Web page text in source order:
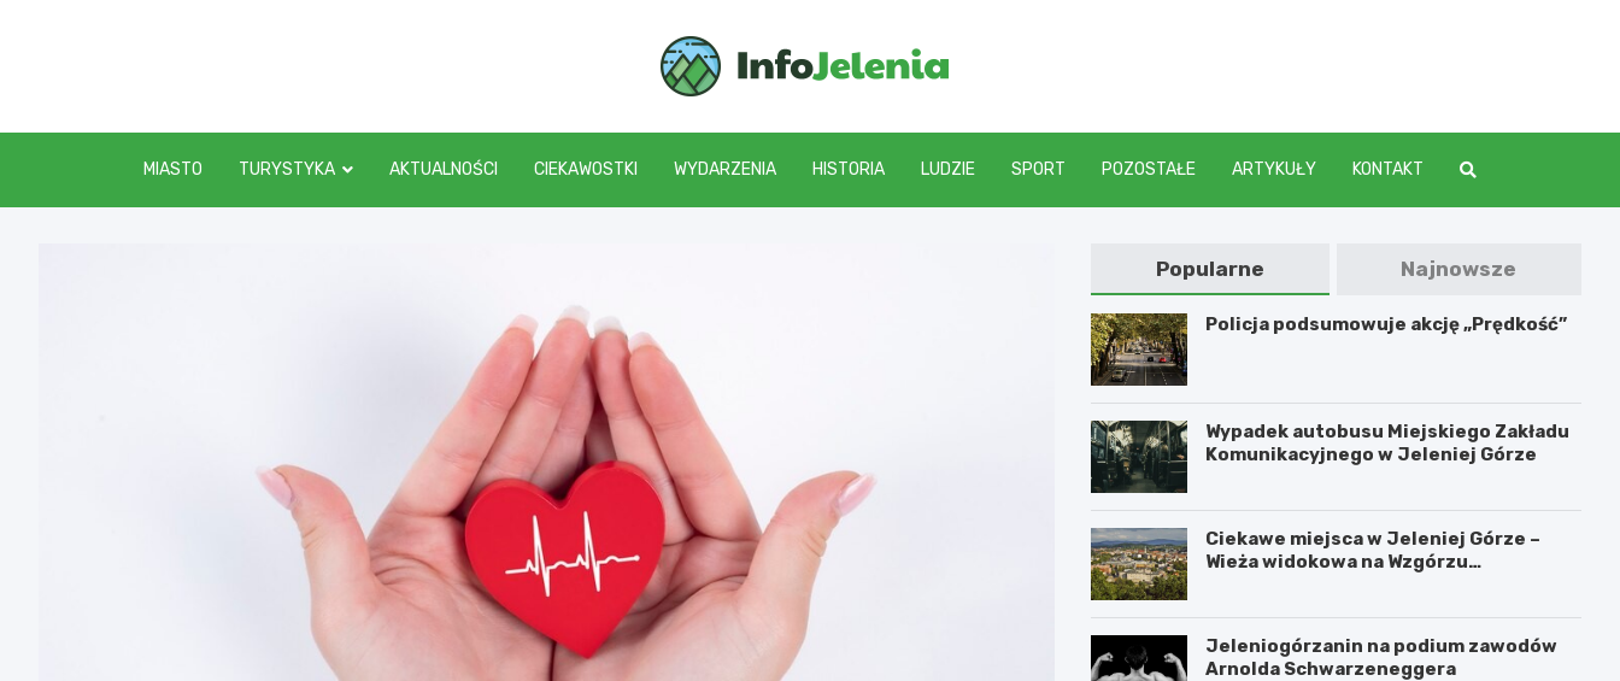
MIASTO TURYSTYKA AKTUALNOŚCI CIEKAWOSTKI WYDARZENIA HISTORIA LUDZIE SPORT POZOSTAŁE ARTYKUŁY KONTAKT
Popularne Najnowsze
Policja podsumowuje akcję „Prędkość”
Wypadek autobusu Miejskiego Zakładu
Komunikacyjnego w Jeleniej Górze
Ciekawe miejsca w Jeleniej Górze –
Wieża widokowa na Wzgórzu
Jeleniogórzanin na podium zawodów
Arnolda Schwarzeneggera